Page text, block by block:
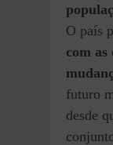
O país
com as
futuro
desde